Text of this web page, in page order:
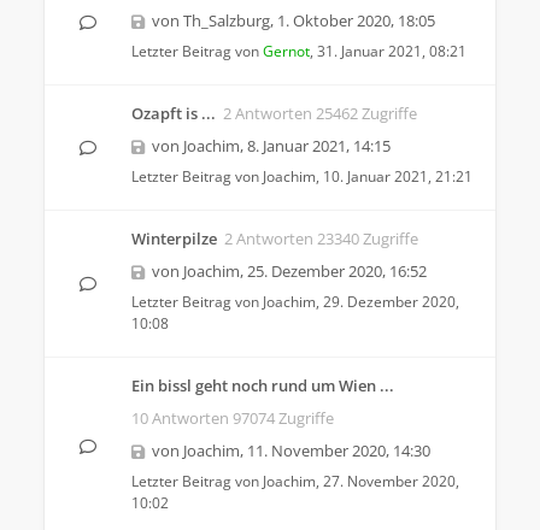
von Th_Salzburg, 1. Oktober 2020, 18:05
Letzter Beitrag vonGernot, 31. Januar 2021, 08:21
Ozapft is ... 2 Antworten 25462 Zugriffe
von Joachim,8. Januar 2021, 14:15
Letzter Beitrag von Joachim, 10. Januar 2021, 21:21
Winterpilze 2 Antworten 23340 Zugriffe
von Joachim,25. Dezember 2020, 16:52
Letzter Beitrag von Joachim, 29. Dezember 2020,
10:08
Ein bissl geht noch rund um Wien ...
10 Antworten 97074 Zugriffe
von Joachim, 11. November 2020, 14:30
Letzter Beitrag von Joachim, 27. November 2020,
10:02